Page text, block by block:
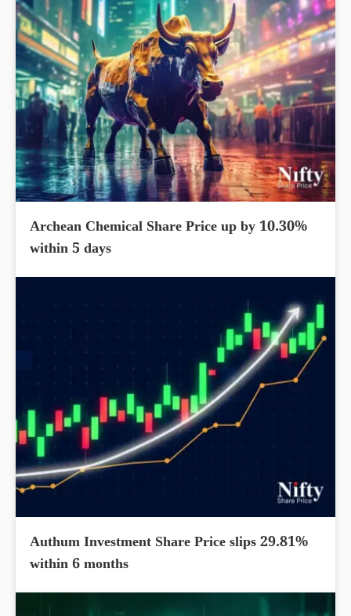
Archean Chemical Share Price up by 10.30%
within 5 days
Authum Investment Share Price slips 29.81%
within 6 months